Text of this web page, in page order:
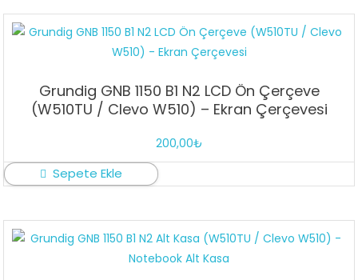
Grundig GNB 1150 B1 N2 LCD Ön Çerçeve
(W510TU / Clevo W510) – Ekran Çerçevesi
200,00₺
Sepete Ekle